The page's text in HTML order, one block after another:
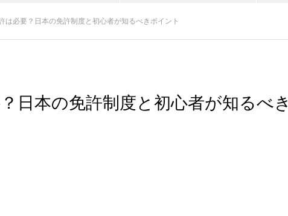
は必要？日本の免許制度と初心者が知るべきポイント
日本の免許制度と初心者が知るべき